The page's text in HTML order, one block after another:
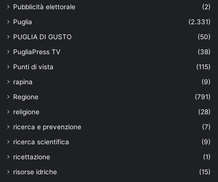
Pubblicità elettorale
(2)
Puglia
(2.331)
PUGLIA DI GUSTO
(50)
PugliaPress TV
(38)
Punti di vista
(115)
rapina
(9)
Regione
(791)
religione
(28)
ricerca e prevenzione
(7)
ricerca scientifica
(9)
ricettazione
(1)
risorse idriche
(15)